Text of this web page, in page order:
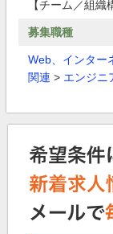
【チーム／組織
募集職種
Web、インター
関連 > エンジニ